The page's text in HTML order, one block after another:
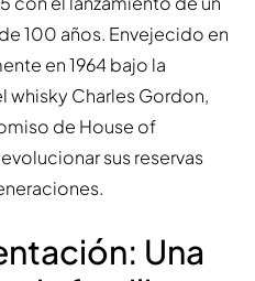
100 años. Envejecido en
en 1964 bajo la
whisky Charles Gordon,
de House of
sus reservas
Una